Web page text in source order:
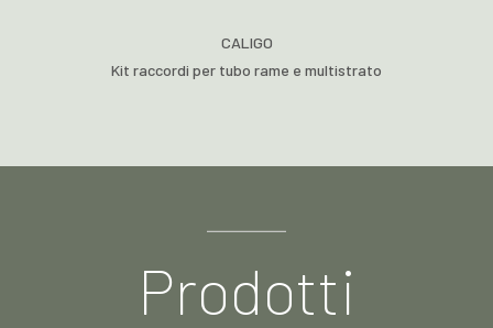
CALIGO
Kit raccordi per tubo rame e multistrato
Prodotti